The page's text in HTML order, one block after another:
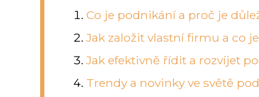
Co je podnikání a proč je
Jak založit vlastní firmu a co
Jak efektivně řídit a rozvíjet
Trendy a novinky ve světě